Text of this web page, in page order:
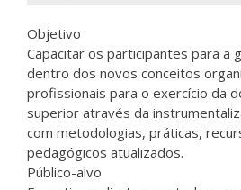
Objetivo
Capacitar os participantes para a
dentro dos novos conceitos
profissionais para o exercício da
superior através da
com metodologias, práticas,
pedagógicos atualizados.
Público-alvo